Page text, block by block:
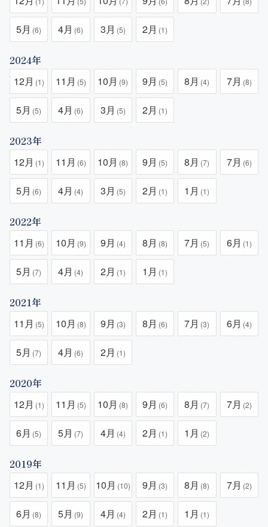
5月 (6) 4月 (6) 3月 (5) 2月 (1)
2024年
12月 (1) 11月 (5) 10月 (9) 9月 (5) 8月 (4) 7月 (8)
5月 (5) 4月 (6) 3月 (5) 2月 (1)
2023年
12月 (1) 11月 (6) 10月 (8) 9月 (5) 8月 (7) 7月 (6)
5月 (6) 4月 (4) 3月 (5) 2月 (1) 1月 (1)
2022年
11月 (6) 10月 (9) 9月 (4) 8月 (8) 7月 (5) 6月 (1)
5月 (7) 4月 (4) 2月 (1) 1月 (1)
2021年
11月 (5) 10月 (8) 9月 (3) 8月 (6) 7月 (3) 6月 (4)
5月 (7) 4月 (6) 2月 (1)
2020年
12月 (1) 11月 (5) 10月 (8) 9月 (6) 8月 (7) 7月 (2)
6月 (5) 5月 (7) 4月 (4) 2月 (1) 1月 (2)
2019年
12月 (1) 11月 (5) 10月 (10) 9月 (3) 8月 (8) 7月 (2)
6月 (8) 5月 (9) 4月 (4) 2月 (1) 1月 (1)